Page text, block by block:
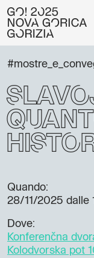
Quando:
28/11/2025 dalle
Dove:
Konferenčna
Kolodvorska pot